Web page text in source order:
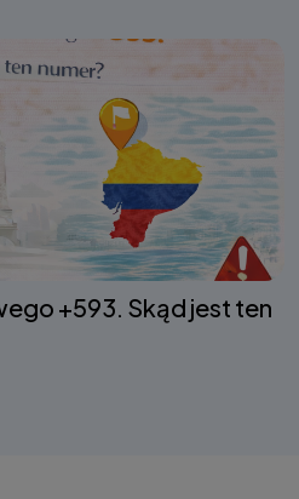
+593. Skąd jest ten